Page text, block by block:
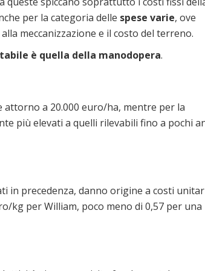
per la categoria delle spese varie, ove
meccanizzazione e il costo del terreno.
è quella della manodopera.
attorno a 20.000 euro/ha, mentre per la
più elevati a quelli rilevabili fino a pochi
in precedenza, danno origine a costi
kg per William, poco meno di 0,57 per una